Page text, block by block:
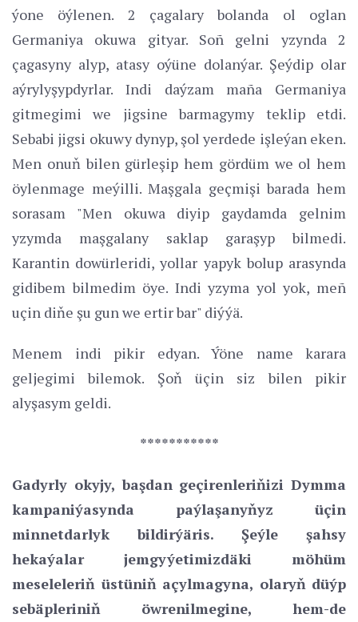
ýone öýlenen. 2 çagalary bolanda ol oglan
Germaniya okuwa gityar. Soñ gelni yzynda 2
çagasyny alyp, atasy oýüne dolanýar. Şeýdip olar
aýrylyşypdyrlar. Indi daýzam maña Germaniya
gitmegimi we jigsine barmagymy teklip etdi.
Sebabi jigsi okuwy dynyp, şol yerdede işleýan eken.
Men onuň bilen gürleşip hem gördüm we ol hem
öylenmage meýilli. Maşgala geçmişi barada hem
sorasam "Men okuwa diyip gaydamda gelnim
yzymda maşgalany saklap garaşyp bilmedi.
Karantin dowürleridi, yollar yapyk bolup arasynda
gidibem bilmedim öye. Indi yzyma yol yok, meñ
uçin diňe şu gun we ertir bar" diýýä.
Menem indi pikir edyan. Ýöne name karara
geljegimi bilemok. Şoň üçin siz bilen pikir
alyşasym geldi.
***********
Gadyrly okyjy, başdan geçirenleriňizi Dymma
kampaniýasynda paýlaşanyňyz üçin
minnetdarlyk bildirýäris. Şeýle şahsy
hekaýalar jemgyýetimizdäki möhüm
meseleleriň üstüniň açylmagyna, olaryň düýp
sebäpleriniň öwrenilmegine, hem-de